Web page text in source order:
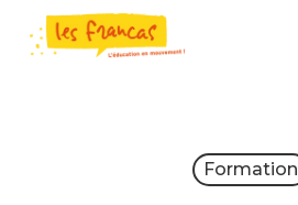
Panneau de gestion des cookies
main
Formation